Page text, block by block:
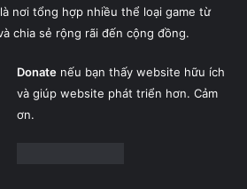
là nơi tổng hợp nhiều thể loại game từ
chia sẻ rộng rãi đến cộng đồng.
Donatenếu bạn thấy website hữu ích
và giúp website phát triển hơn. Cảm
ơn.